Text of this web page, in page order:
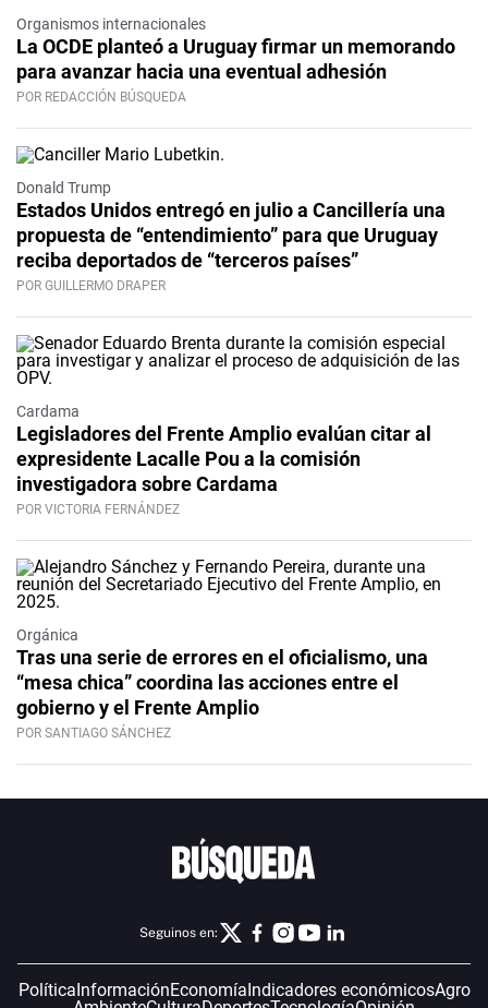
Organismos internacionales
La OCDE planteó a Uruguay firmar un memorando
para avanzar hacia una eventual adhesión
POR REDACCIÓN BÚSQUEDA
Donald Trump
Estados Unidos entregó en julio a Cancillería una
propuesta de “entendimiento” para que Uruguay
reciba deportados de “terceros países”
POR GUILLERMO DRAPER
Cardama
Legisladores del Frente Amplio evalúan citar al
expresidente Lacalle Pou a la comisión
investigadora sobre Cardama
POR VICTORIA FERNÁNDEZ
Orgánica
Tras una serie de errores en el oficialismo, una
“mesa chica” coordina las acciones entre el
gobierno y el Frente Amplio
POR SANTIAGO SÁNCHEZ
Seguinos en:
PolíticaInformaciónEconomíaIndicadores económicosAgro